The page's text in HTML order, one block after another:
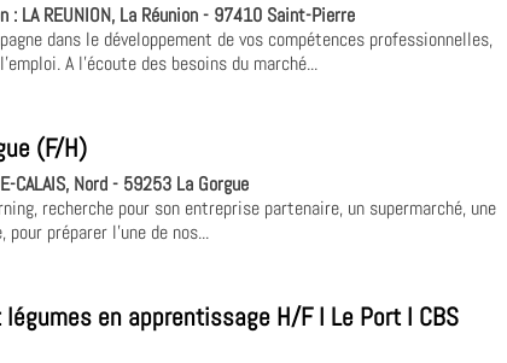
: LA REUNION, La Réunion - 97410 Saint-Pierre
dans le développement de vos compétences professionnelles,
A l'écoute des besoins du marché...
(F/H)
CALAIS, Nord - 59253 La Gorgue
recherche pour son entreprise partenaire, un supermarché, une
préparer l’une de nos...
en apprentissage H/F I Le Port I CBS